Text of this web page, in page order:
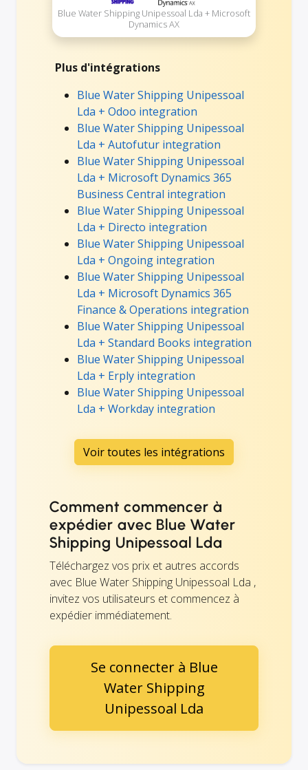
Blue Water Shipping Unipessoal Lda + Microsoft
Dynamics AX
Plus d'intégrations
Blue Water Shipping Unipessoal
Lda + Odoo integration
Blue Water Shipping Unipessoal
Lda + Autofutur integration
Blue Water Shipping Unipessoal
Lda + Microsoft Dynamics 365
Business Central integration
Blue Water Shipping Unipessoal
Lda + Directo integration
Blue Water Shipping Unipessoal
Lda + Ongoing integration
Blue Water Shipping Unipessoal
Lda + Microsoft Dynamics 365
Finance & Operations integration
Blue Water Shipping Unipessoal
Lda + Standard Books integration
Blue Water Shipping Unipessoal
Lda + Erply integration
Blue Water Shipping Unipessoal
Lda + Workday integration
Voir toutes les intégrations
Comment commencer à
expédier avec Blue Water
Shipping Unipessoal Lda
Téléchargez vos prix et autres accords
avec Blue Water Shipping Unipessoal Lda ,
invitez vos utilisateurs et commencez à
expédier immédiatement.
Se connecter à Blue
Water Shipping
Unipessoal Lda